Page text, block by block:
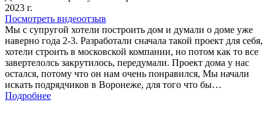
2023 г.
Посмотреть видеоотзыв
Мы с супругой хотели построить дом и думали о доме уже
наверно года 2-3. Разработали сначала такой проект для себя,
хотели строить в московской компании, но потом как то все
завертелолсь закрутилось, передумали. Проект дома у нас
остался, потому что он нам очень понравился, Мы начали
искать подрядчиков в Воронеже, для того что бы…
Подробнее